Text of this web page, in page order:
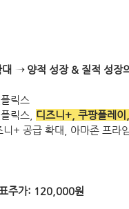
확대 → 양적 성장 & 질적 성장
릭스
릭스, 디즈니+, 쿠팡플레
+ 공급 확대, 아마존 프라
표주가: 120,000원